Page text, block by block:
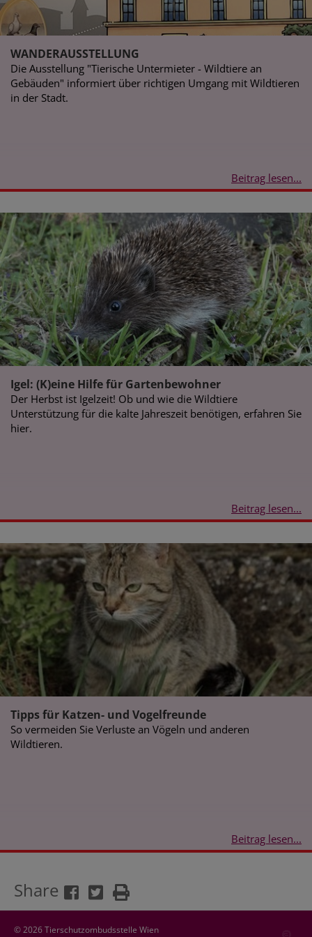
WANDERAUSSTELLUNG
Die Ausstellung "Tierische Untermieter - Wildtiere an
Gebäuden" informiert über richtigen Umgang mit Wildtieren
in der Stadt.
Beitrag lesen...
Igel: (K)eine Hilfe für Gartenbewohner
Der Herbst ist Igelzeit! Ob und wie die Wildtiere
Unterstützung für die kalte Jahreszeit benötigen, erfahren Sie
hier.
Beitrag lesen...
Tipps für Katzen- und Vogelfreunde
So vermeiden Sie Verluste an Vögeln und anderen
Wildtieren.
Beitrag lesen...
Share
© 2026 Tierschutzombudsstelle Wien